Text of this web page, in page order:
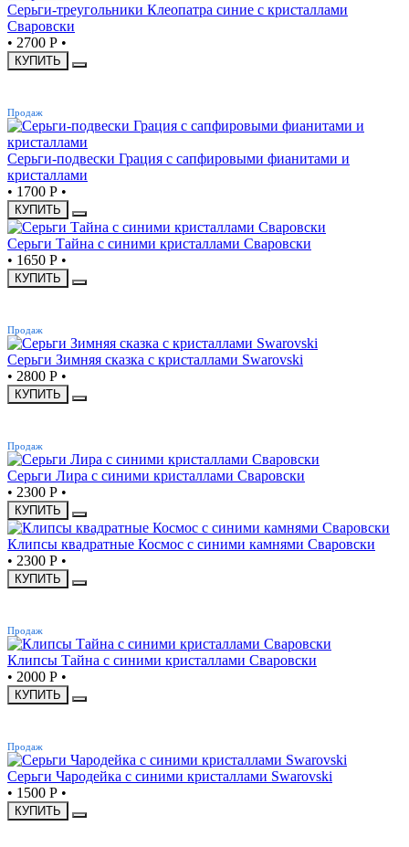
Серьги-треугольники Клеопатра синие с кристаллами
Сваровски
• 2700 Р •
КУПИТЬ
Продаж
Серьги-подвески Грация с сапфировыми фианитами и
кристаллами
• 1700 Р •
КУПИТЬ
Серьги Тайна с синими кристаллами Сваровски
• 1650 Р •
КУПИТЬ
Продаж
Серьги Зимняя сказка с кристаллами Swarovski
• 2800 Р •
КУПИТЬ
Продаж
Серьги Лира с синими кристаллами Сваровски
• 2300 Р •
КУПИТЬ
Клипсы квадратные Космос с синими камнями Сваровски
• 2300 Р •
КУПИТЬ
Продаж
Клипсы Тайна с синими кристаллами Сваровски
• 2000 Р •
КУПИТЬ
Продаж
Серьги Чародейка с синими кристаллами Swarovski
• 1500 Р •
КУПИТЬ